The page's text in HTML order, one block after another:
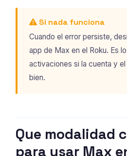
Si nada funciona
Cuando el error persiste,
app de Max en el Roku. Es
activaciones si la cuenta y
bien.
Que modalidad
para usar Max